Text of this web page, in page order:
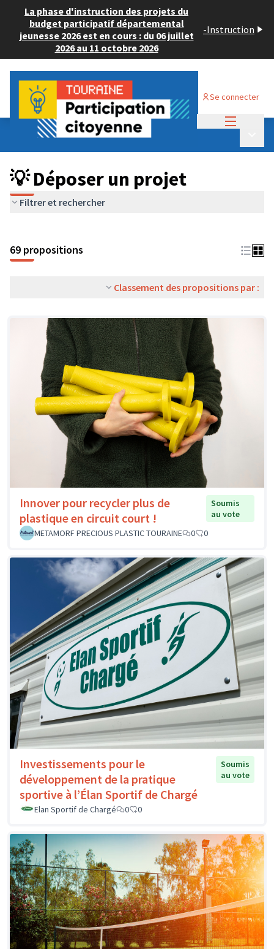
La phase d'instruction des projets du
budget participatif départemental
jeunesse 2026 est en cours : du 06 juillet
2026 au 11 octobre 2026
-Instruction
Se connecter
Budget Participatif ADULTE 2024
💡 Déposer un projet
💡 Déposer un projet
Filtrer et rechercher
69 propositions
Classement des propositions par :
Innover pour recycler plus de
plastique en circuit court !
Soumis
au vote
METAMORF PRECIOUS PLASTIC TOURAINE
0 0
Investissements pour le
développement de la pratique
sportive à l’Élan Sportif de Chargé
Soumis
au vote
Elan Sportif de Chargé 0 0